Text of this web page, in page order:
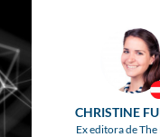
CHRISTINE
Ex editora de